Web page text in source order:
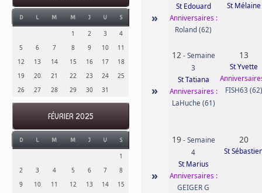
D L M M J V S
1 2 3
4
5
6 7 8 9 10
11
12
13 14 15 16 17
18
19
20 21 22 23 24
25
26
27 28 29 30 31
FÉVRIER 2025
D L M M J V S
1
2
3 4 5 6 7
8
9
10 11 12 13 14 15
»
St Edouard
Anniversaires :
Roland (62)
St Mélaine
»
12 - Semaine
3
St Tatiana
Anniversaires :
LaHuche (61)
13
St Yvette
FISH63 (62)
»
19 - Semaine
4
St Marius
Anniversaires :
GEIGER G
20
St